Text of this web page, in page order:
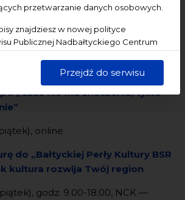
przetwarzanie danych osobowych.
znajdziesz w nowej polityce
Publicznej Nadbałtyckiego Centrum
w sposób bezpieczny, z należytą
z obowiązującymi przepisami.
Przejdź do serwisu
a Time | WYSTAWA
godz. 18.00-18.45, NCK — Ratusz
wernisażowe (pierwsze z cyklu
„Czas nie ma znaczenia, tylko
online
do „Bałtyckiej Perły Kultury BSR
kultura rozwija Twój region
godz. 9.00-18.00, NCK —